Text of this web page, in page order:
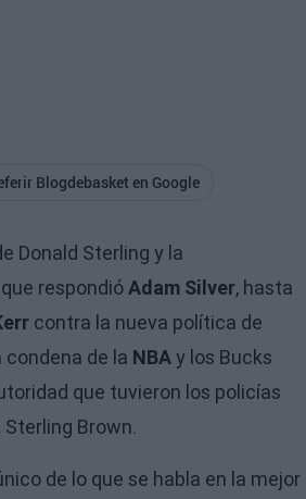
section
Blogdebasket en Google
Donald Sterling y la
respondióAdam Silver, hasta
contra la nueva política de
condena de la NBAy los Bucks
que tuvieron los policías
Brown.
de lo que se habla en la mejor